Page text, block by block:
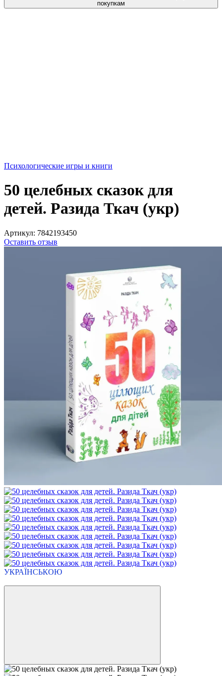
покупкам
Психологические игры и книги
50 целебных сказок для
детей. Разида Ткач (укр)
Артикул: 7842193450
Оставить отзыв
УКРАЇНСЬКОЮ